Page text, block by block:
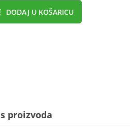
DODAJ U KOŠARICU
proizvoda